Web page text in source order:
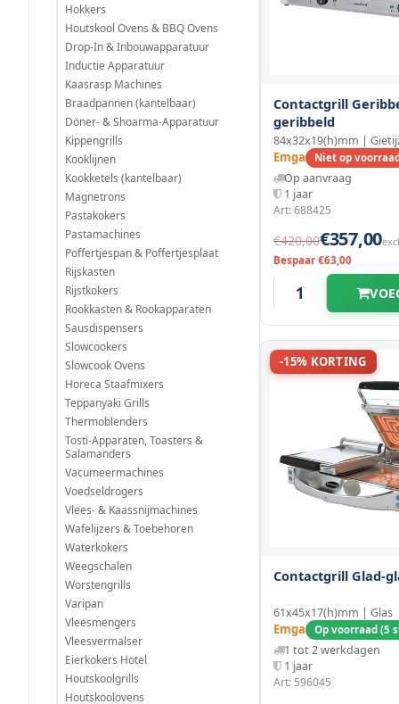
Hokkers
Houtskool Ovens & BBQ Ovens
Drop-In & Inbouwapparatuur
Inductie Apparatuur
Kaasrasp Machines
Braadpannen (kantelbaar)
Döner- & Shoarma-Apparatuur
Kippengrills
Kooklijnen
Kookketels (kantelbaar)
Magnetrons
Pastakokers
Pastamachines
Poffertjespan & Poffertjesplaat
Rijskasten
Rijstkokers
Rookkasten & Rookapparaten
Sausdispensers
Slowcookers
Slowcook Ovens
Horeca Staafmixers
Teppanyaki Grills
Thermoblenders
Tosti-Apparaten, Toasters &
Salamanders
Vacumeermachines
Voedseldrogers
Vlees- & Kaassnijmachines
Wafelijzers & Toebehoren
Waterkokers
Weegschalen
Worstengrills
Varipan
Vleesmengers
Vleesvermalser
Eierkokers Hotel
Houtskoolgrills
Houtskoolovens
Contactgrill
geribbeld
84x32x19(h)mm |
Emga Niet op
Op aanvraag
1 jaar
Art: 688425
€420,00€357,00
Bespaar €63,00
-15% KORTING
Contactgrill Glad-
61x45x17(h)mm | Glas
Emga Op voorraad (5
1 tot 2 werkdagen
1 jaar
Art: 596045